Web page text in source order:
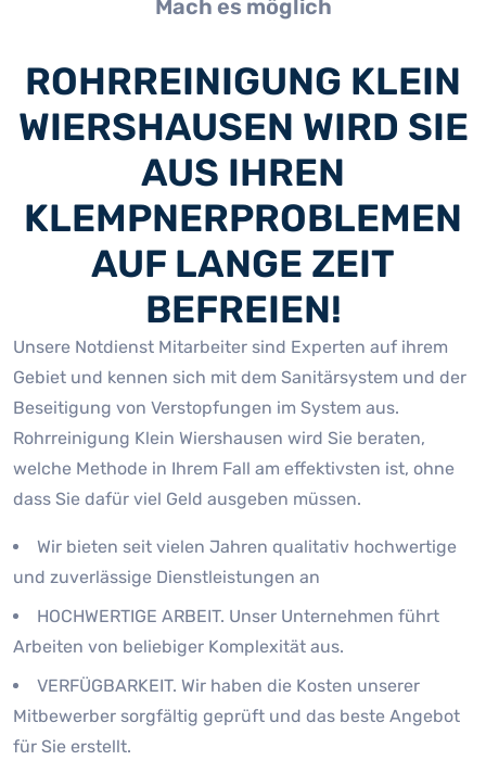
Mach es möglich
ROHRREINIGUNG KLEIN
WIERSHAUSEN WIRD SIE
AUS IHREN
KLEMPNERPROBLEMEN
AUF LANGE ZEIT
BEFREIEN!
Unsere Notdienst Mitarbeiter sind Experten auf ihrem
Gebiet und kennen sich mit dem Sanitärsystem und der
Beseitigung von Verstopfungen im System aus.
Rohrreinigung Klein Wiershausen wird Sie beraten,
welche Methode in Ihrem Fall am effektivsten ist, ohne
dass Sie dafür viel Geld ausgeben müssen.
Wir bieten seit vielen Jahren qualitativ hochwertige
und zuverlässige Dienstleistungen an
HOCHWERTIGE ARBEIT. Unser Unternehmen führt
Arbeiten von beliebiger Komplexität aus.
VERFÜGBARKEIT. Wir haben die Kosten unserer
Mitbewerber sorgfältig geprüft und das beste Angebot
für Sie erstellt.